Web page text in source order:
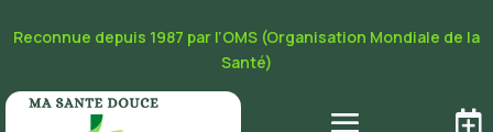
Reconnue depuis 1987 par l’OMS (Organisation Mondiale de la
Santé)
